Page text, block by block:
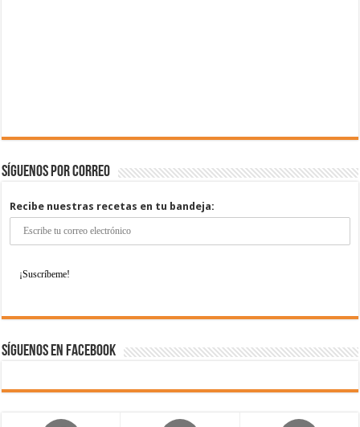
Síguenos por correo
Recibe nuestras recetas en tu bandeja:
Síguenos en Facebook